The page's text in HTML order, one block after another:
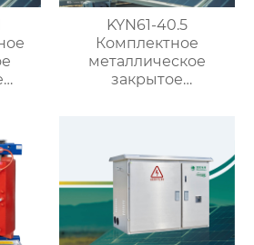
KYN61-40.5
Комплектное
металлическое
закрытое
элементами